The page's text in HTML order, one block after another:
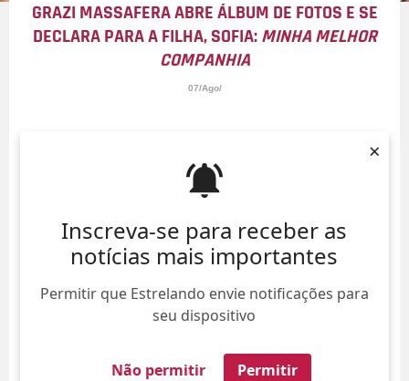
Inscreva-se para receber as
notícias mais importantes
Permitir que Estrelando envie notificações para
seu dispositivo
Não permitir Permitir
×
GRAZI MASSAFERA ABRE ÁLBUM DE FOTOS E SE
DECLARA PARA A FILHA, SOFIA:MINHA MELHOR
COMPANHIA
07/Ago/